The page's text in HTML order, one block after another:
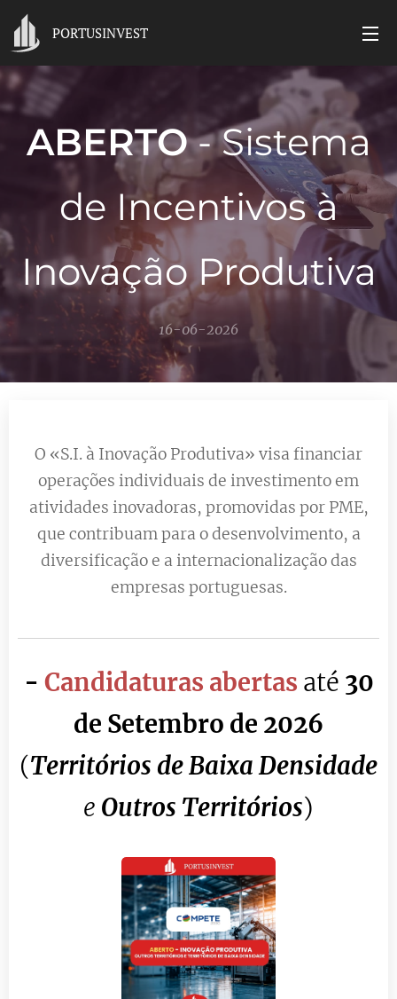
PORTUSINVEST
ABERTO- Sistema
de Incentivos à
Inovação Produtiva
16-06-2026
O «S.I. à Inovação Produtiva» visa financiar
operações individuais de investimento em
atividades inovadoras, promovidas por PME,
que contribuam para o desenvolvimento, a
diversificação e a internacionalização das
empresas portuguesas.
- Candidaturas abertas até 30
de Setembro de 2026
(Territórios de Baixa Densidade
e Outros Territórios)